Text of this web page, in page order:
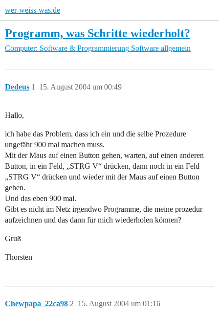
wer-weiss-was.de
Programm, was Schritte wiederholt?
Computer: Software & Programmierung Software allgemein
Dedeus 15. August 2004 um 00:49
1
Hallo,
ich habe das Problem, dass ich ein und die selbe Prozedure
ungefähr 900 mal machen muss.
Mit der Maus auf einen Button gehen, warten, auf einen anderen
Button, in ein Feld, „STRG V“ drücken, dann noch in ein Feld
„STRG V“ drücken und wieder mit der Maus auf einen Button
gehen.
Und das eben 900 mal.
Gibt es nicht im Netz irgendwo Programme, die meine prozedur
aufzeichnen und das dann für mich wiederholen können?
Gruß
Thorsten
Chewpapa_22ca98 15. August 2004 um 01:16
2